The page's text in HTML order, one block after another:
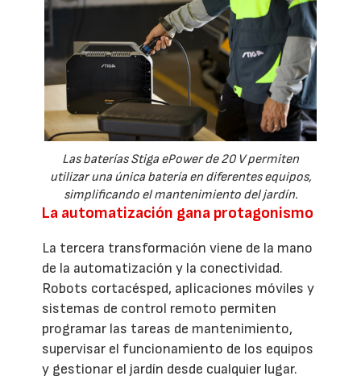
Las baterías Stiga ePower de 20 V permiten
utilizar una única batería en diferentes equipos,
simplificando el mantenimiento del jardín.
La automatización gana protagonismo
La tercera transformación viene de la mano
de la automatización y la conectividad.
Robots cortacésped, aplicaciones móviles y
sistemas de control remoto permiten
programar las tareas de mantenimiento,
supervisar el funcionamiento de los equipos
y gestionar el jardín desde cualquier lugar.